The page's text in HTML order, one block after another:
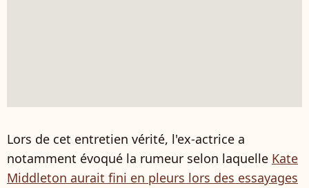
Lors de cet entretien vérité, l'ex-actrice a
notamment évoqué la rumeur selon laquelle Kate
Middleton aurait fini en pleurs lors des essayages